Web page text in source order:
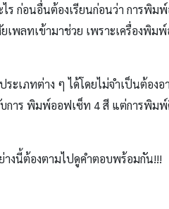
ก่อนอื่นต้องเรียนก่อนว่า การพิม
พลทเข้ามาช่วย เพราะเครื่องพิม
ะเภทต่าง ๆ ได้โดยไม่จำเป็นต้อ
การ พิมพ์ออฟเซ็ท 4 สี แต่การพิมพ์
งนี้ต้องตามไปดูคำตอบพร้อมกัน!!!